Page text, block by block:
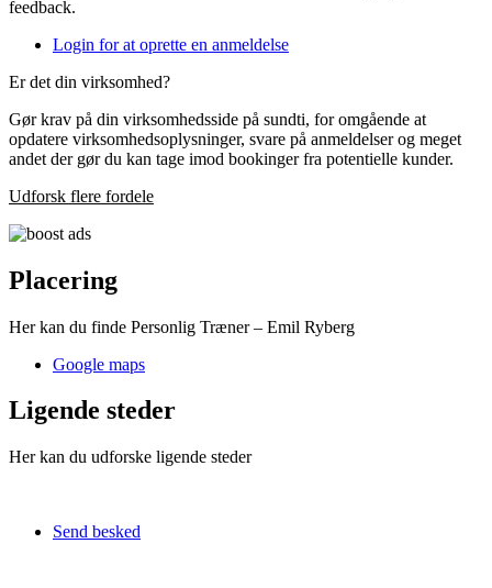
feedback.
Login for at oprette en anmeldelse
Er det din virksomhed?
Gør krav på din virksomhedsside på sundti, for omgående at
opdatere virksomhedsoplysninger, svare på anmeldelser og meget
andet der gør du kan tage imod bookinger fra potentielle kunder.
Udforsk flere fordele
Placering
Her kan du finde Personlig Træner – Emil Ryberg
Google maps
Ligende steder
Her kan du udforske ligende steder
Send besked